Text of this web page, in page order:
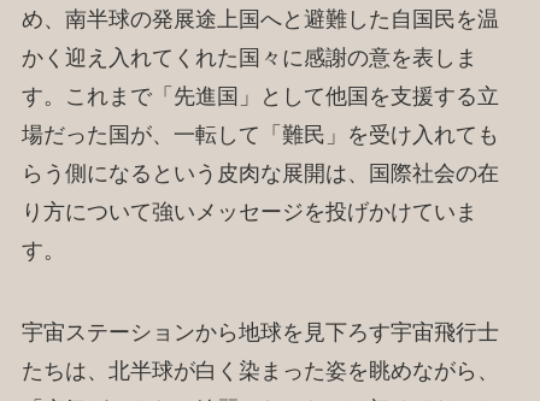
め、南半球の発展途上国へと避難した自国民を温
かく迎え入れてくれた国々に感謝の意を表しま
す。これまで「先進国」として他国を支援する立
場だった国が、一転して「難民」を受け入れても
らう側になるという皮肉な展開は、国際社会の在
り方について強いメッセージを投げかけていま
す。
宇宙ステーションから地球を見下ろす宇宙飛行士
たちは、北半球が白く染まった姿を眺めながら、